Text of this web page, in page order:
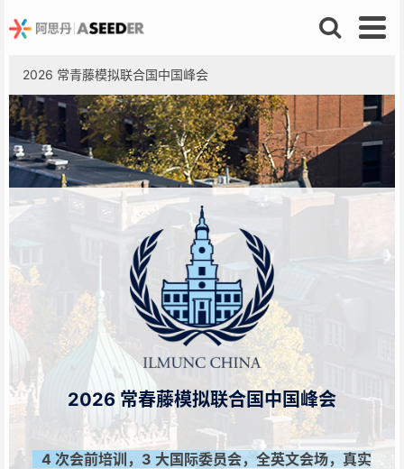
2026 常青藤模拟联合国中国峰会
2026 常春藤模拟联合国中国峰会
4 次会前培训，3 大国际委员会，全英文会场，真实